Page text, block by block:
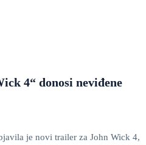
4“ donosi neviđene
je novi trailer za John Wick 4,